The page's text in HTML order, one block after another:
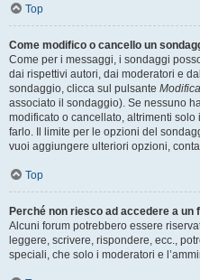
Top
Come modifico o cancello un
Come per i messaggi, i sondaggi
dai rispettivi autori, dai moderatori e
sondaggio, clicca sul pulsante Modifica
associato il sondaggio). Se nessuno
modificato o cancellato, altrimenti
farlo. Il limite per le opzioni del
vuoi aggiungere ulteriori opzioni,
Top
Perché non riesco ad accedere a un
Alcuni forum potrebbero essere
leggere, scrivere, rispondere, ecc.,
speciali, che solo i moderatori e